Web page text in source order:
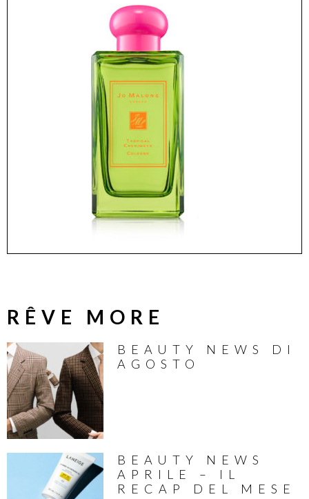
RÊVE MORE
BEAUTY NEWS DI
AGOSTO
BEAUTY NEWS
APRILE – IL
RECAP DEL MESE